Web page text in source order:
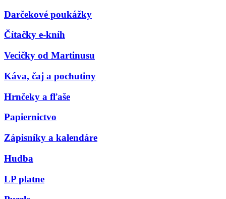
Darčekové poukážky
Čítačky e-kníh
Vecičky od Martinusu
Káva, čaj a pochutiny
Hrnčeky a fľaše
Papiernictvo
Zápisníky a kalendáre
Hudba
LP platne